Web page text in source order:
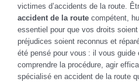
victimes d’accidents de la route.
accident de la route compétent,
essentiel pour que vos droits
préjudices soient reconnus et
été pensé pour vous : il vous guide
comprendre la procédure, agir
spécialisé en accident de la route